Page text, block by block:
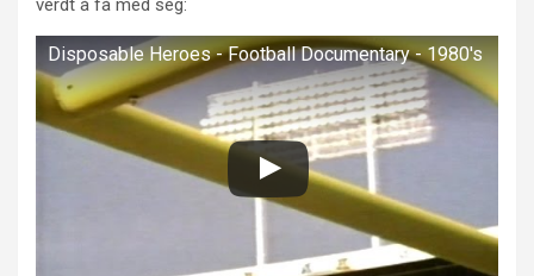
Disposable Heroes - Football Documentary - 1980's